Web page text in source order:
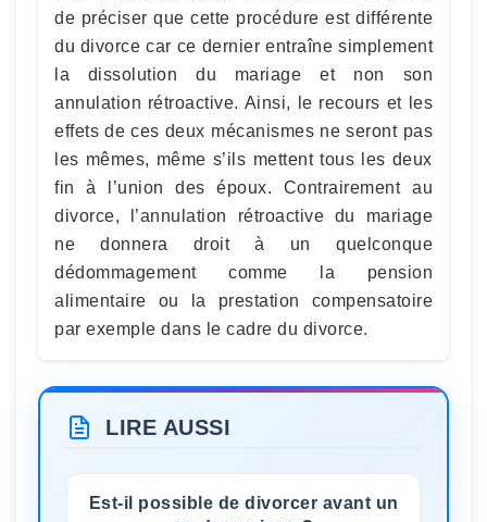
de préciser que cette procédure est différente
du divorce car ce dernier entraîne simplement
la dissolution du mariage et non son
annulation rétroactive. Ainsi, le recours et les
effets de ces deux mécanismes ne seront pas
les mêmes, même s’ils mettent tous les deux
fin à l’union des époux. Contrairement au
divorce, l’annulation rétroactive du mariage
ne donnera droit à un quelconque
dédommagement comme la pension
alimentaire ou la prestation compensatoire
par exemple dans le cadre du divorce.
LIRE AUSSI
Est-il possible de divorcer avant un